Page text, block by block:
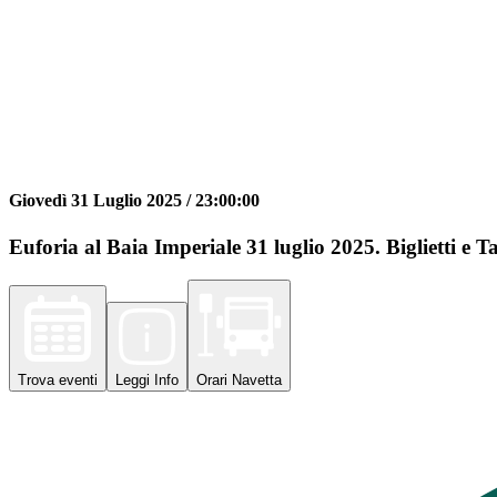
Giovedì 31 Luglio 2025 /23:00:00
Euforia al Baia Imperiale 31 luglio 2025. Biglietti e
Trova eventi Leggi Info Orari Navetta